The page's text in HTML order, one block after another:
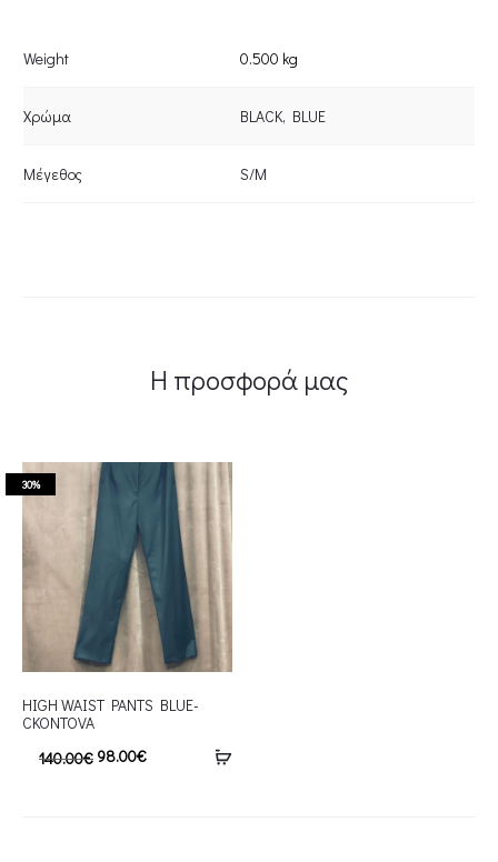
Weight 0.500 kg
Χρώμα BLACK, BLUE
Μέγεθος S/M
Η προσφορά μας
30%
HIGH WAIST PANTS BLUE-
CKONTOVA
140.00€ 98.00€